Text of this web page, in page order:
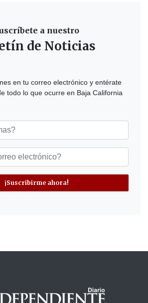
a nuestro
de Noticias
en tu correo electrónico y entérate
todo lo que ocurre en Baja California
¡Suscribirme ahora!